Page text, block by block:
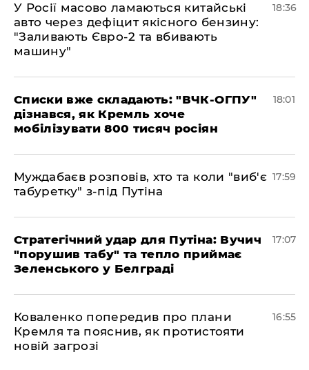
У Росії масово ламаються китайські
авто через дефіцит якісного бензину:
"Заливають Євро-2 та вбивають
машину"
18:36
Списки вже складають: "ВЧК-ОГПУ"
дізнався, як Кремль хоче
мобілізувати 800 тисяч росіян
18:01
Муждабаєв розповів, хто та коли "виб'є
табуретку" з-під Путіна
17:59
Стратегічний удар для Путіна: Вучич
"порушив табу" та тепло приймає
Зеленського у Белграді
17:07
Коваленко попередив про плани
Кремля та пояснив, як протистояти
новій загрозі
16:55